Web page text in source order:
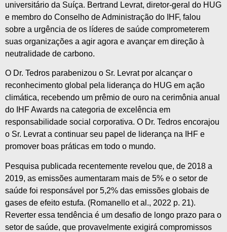
universitário da Suíça. Bertrand Levrat, diretor-geral do HUG
e membro do Conselho de Administração do IHF, falou
sobre a urgência de os líderes de saúde comprometerem
suas organizações a agir agora e avançar em direção à
neutralidade de carbono.
O Dr. Tedros parabenizou o Sr. Levrat por alcançar o
reconhecimento global pela liderança do HUG em ação
climática, recebendo um prêmio de ouro na cerimônia anual
do IHF Awards na categoria de excelência em
responsabilidade social corporativa. O Dr. Tedros encorajou
o Sr. Levrat a continuar seu papel de liderança na IHF e
promover boas práticas em todo o mundo.
Pesquisa publicada recentemente revelou que, de 2018 a
2019, as emissões aumentaram mais de 5% e o setor de
saúde foi responsável por 5,2% das emissões globais de
gases de efeito estufa. (Romanello et al., 2022 p. 21).
Reverter essa tendência é um desafio de longo prazo para o
setor de saúde, que provavelmente exigirá compromissos